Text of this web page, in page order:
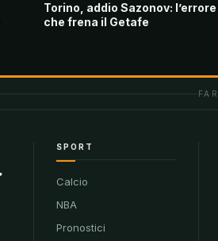
Torino, addio Sazonov: l’errore
che frena il Getafe
SPORT
Calcio
NBA
Pronostici